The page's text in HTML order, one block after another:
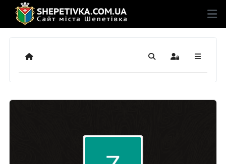
Додому ПошукSign In